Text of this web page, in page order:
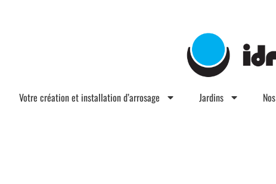
Votre création et installation d’arrosage Jardins